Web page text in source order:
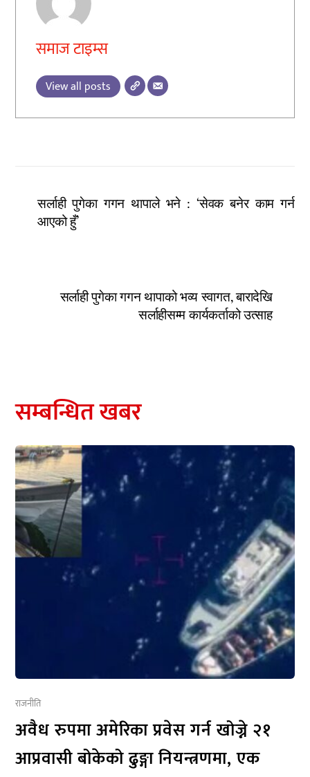
समाज टाइम्स
View all posts
सर्लाही पुगेका गगन थापाले भने : ‘सेवक बनेर काम गर्न
आएको हुँ’
सर्लाही पुगेका गगन थापाको भव्य स्वागत, बारादेखि
सर्लाहीसम्म कार्यकर्ताको उत्साह
सम्बन्धित खबर
राजनीति
अवैध रुपमा अमेरिका प्रवेस गर्न खोज्ने २१
आप्रवासी बोकेको ढुङ्गा नियन्त्रणमा, एक